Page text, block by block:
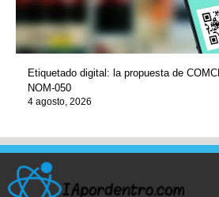
Etiquetado digital: la propuesta de
NOM-050
4 agosto, 2026